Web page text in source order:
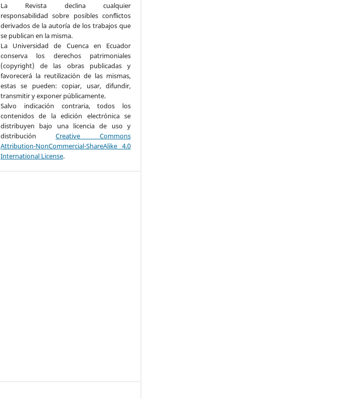
La Revista declina cualquier
responsabilidad sobre posibles conflictos
derivados de la autoría de los trabajos que
se publican en la misma.
La Universidad de Cuenca en Ecuador
conserva los derechos patrimoniales
(copyright) de las obras publicadas y
favorecerá la reutilización de las mismas,
estas se pueden: copiar, usar, difundir,
transmitir y exponer públicamente.
Salvo indicación contraria, todos los
contenidos de la edición electrónica se
distribuyen bajo una licencia de uso y
distribución Creative Commons
Attribution-NonCommercial-ShareAlike 4.0
International License.